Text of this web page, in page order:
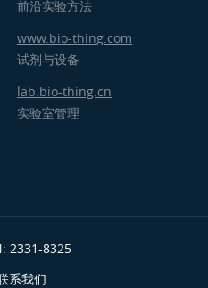
前沿实验方法
www.bio-thing.com
试剂与设备
lab.bio-thing.cn
实验室管理
2331-8325
系我们